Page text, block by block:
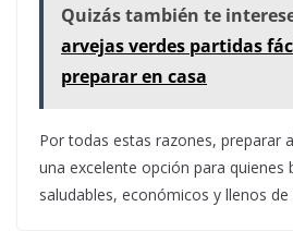
Quizás también te
arvejas verdes partidas
preparar en casa
Por todas estas razones, preparar
una excelente opción para quienes
saludables, económicos y llenos